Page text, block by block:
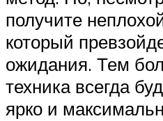
получите
который
ожидания. Тем
техника всегда
ярко и